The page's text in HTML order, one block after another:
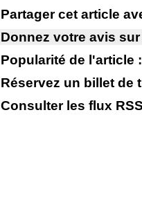
Partager cet article
Donnez votre avis
Popularité de l'article
Réservez un billet de
Consulter les flux